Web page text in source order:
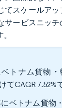
スケールア
ービスニッ
トナム貨物
てCAGR
ベトナム貨物